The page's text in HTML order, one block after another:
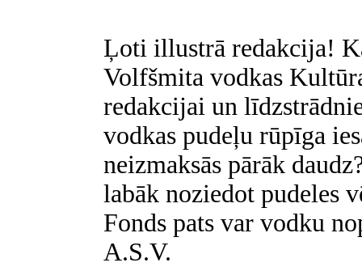
Ļoti illustrā redakcija!
Volfšmita vodkas
redakcijai un
vodkas pudeļu rūpīga
neizmaksās pārāk
labāk noziedot pudeles
Fonds pats var vodku
A.S.V.